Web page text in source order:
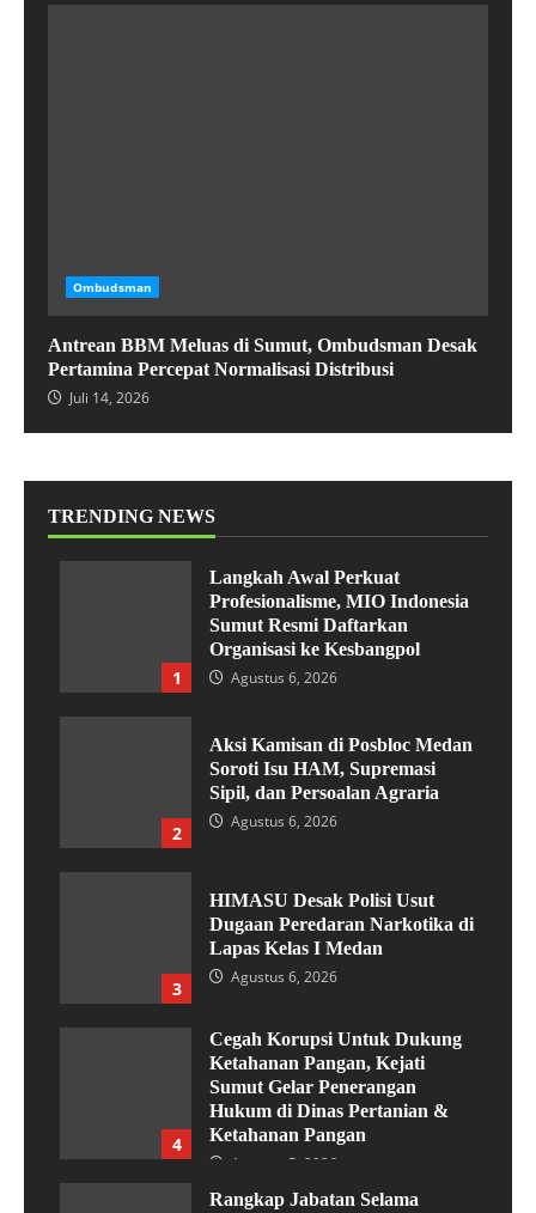
Ombudsman
Antrean BBM Meluas di Sumut, Ombudsman Desak
Pertamina Percepat Normalisasi Distribusi
Juli 14, 2026
TRENDING NEWS
1
Langkah Awal Perkuat
Profesionalisme, MIO Indonesia
Sumut Resmi Daftarkan
Organisasi ke Kesbangpol
Agustus 6, 2026
2
Aksi Kamisan di Posbloc Medan
Soroti Isu HAM, Supremasi
Sipil, dan Persoalan Agraria
Agustus 6, 2026
3
HIMASU Desak Polisi Usut
Dugaan Peredaran Narkotika di
Lapas Kelas I Medan
Agustus 6, 2026
4
Cegah Korupsi Untuk Dukung
Ketahanan Pangan, Kejati
Sumut Gelar Penerangan
Hukum di Dinas Pertanian &
Ketahanan Pangan
Agustus 5, 2026
Rangkap Jabatan Selama